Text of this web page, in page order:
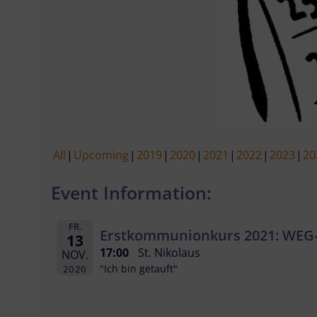
All Upcoming 2019 2020 2021 2022 2023
Event Information:
FR.
13
NOV.
2020
Erstkommunionkurs 2021:
17:00 St. Nikolaus
"Ich bin getauft"